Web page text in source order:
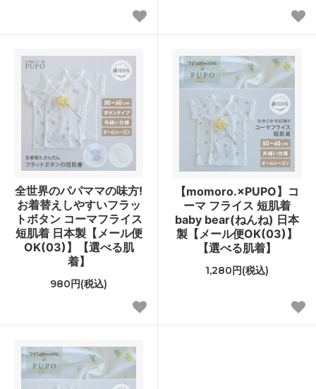
全世界のパパママの味方!
お着替えしやすいフラッ
トボタン コーマフライス
短肌着 日本製【メール便
OK(03)】【選べる肌
着】
980円(税込)
【momoro.×PUPO】コ
ーマ フライス 短肌着
baby bear(ねんね) 日本
製【メール便OK(03)】
【選べる肌着】
1,280円(税込)